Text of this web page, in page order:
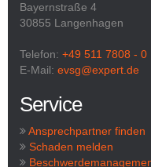
Bayernstraße 4
30855 Langenhagen
Telefon: +49 511 7808 - 0
E-Mail: evsg@expert.de
Service
Ansprechpartner finden
Schaden melden